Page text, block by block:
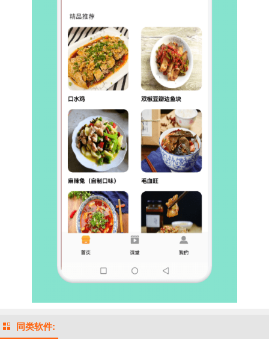
同类软件: